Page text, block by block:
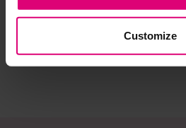
Customize
€ 89,95
€